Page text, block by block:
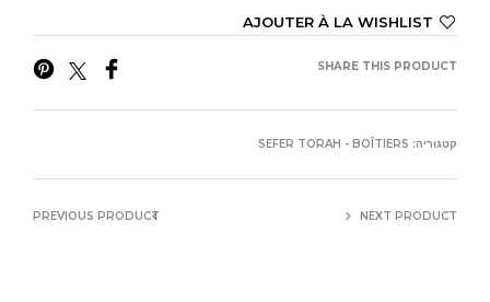
AJOUTER À LA WISHLIST
SHARE THIS PRODUCT
קטגוריה: SEFER TORAH - BOÎTIERS
PREVIOUS PRODUCT NEXT PRODUCT